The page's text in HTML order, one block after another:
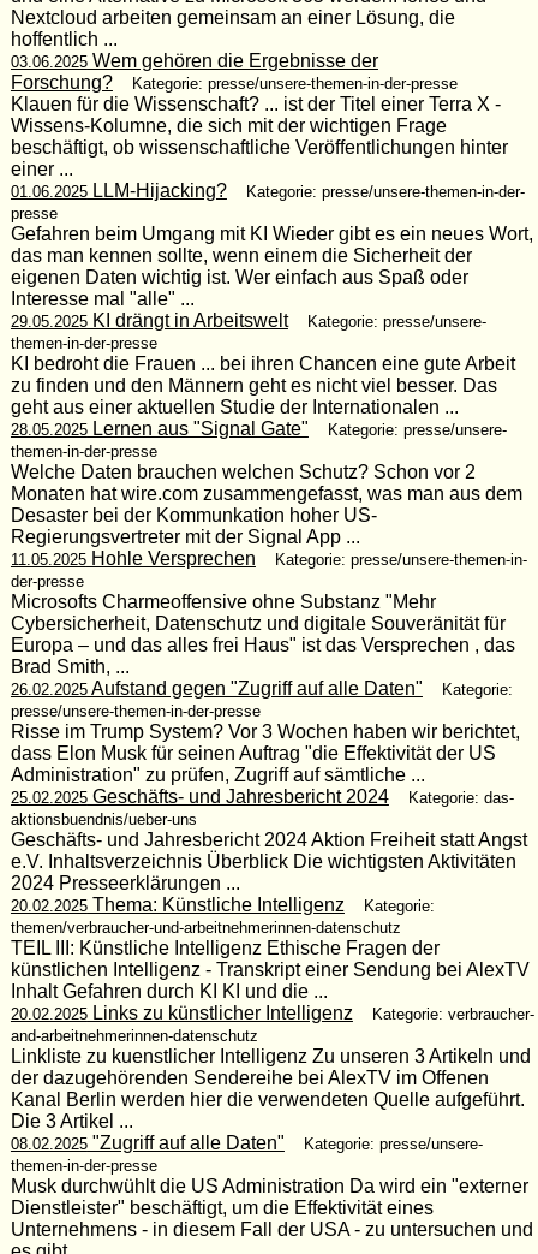
Nextcloud arbeiten gemeinsam an einer Lösung, die
hoffentlich ...
03.06.2025Wem gehören die Ergebnisse der
Forschung?
Kategorie: presse/unsere-themen-in-der-presse
Klauen für die Wissenschaft? ... ist der Titel einer Terra X -
Wissens-Kolumne, die sich mit der wichtigen Frage
beschäftigt, ob wissenschaftliche Veröffentlichungen hinter
einer ...
01.06.2025LLM-Hijacking?
Kategorie: presse/unsere-themen-in-der-
presse
Gefahren beim Umgang mit KI Wieder gibt es ein neues Wort,
das man kennen sollte, wenn einem die Sicherheit der
eigenen Daten wichtig ist. Wer einfach aus Spaß oder
Interesse mal "alle" ...
29.05.2025KI drängt in Arbeitswelt
Kategorie: presse/unsere-
themen-in-der-presse
KI bedroht die Frauen ... bei ihren Chancen eine gute Arbeit
zu finden und den Männern geht es nicht viel besser. Das
geht aus einer aktuellen Studie der Internationalen ...
28.05.2025Lernen aus "Signal Gate"
Kategorie: presse/unsere-
themen-in-der-presse
Welche Daten brauchen welchen Schutz? Schon vor 2
Monaten hat wire.com zusammengefasst, was man aus dem
Desaster bei der Kommunkation hoher US-
Regierungsvertreter mit der Signal App ...
11.05.2025Hohle Versprechen
Kategorie: presse/unsere-themen-in-
der-presse
Microsofts Charmeoffensive ohne Substanz "Mehr
Cybersicherheit, Datenschutz und digitale Souveränität für
Europa – und das alles frei Haus" ist das Versprechen , das
Brad Smith, ...
26.02.2025Aufstand gegen "Zugriff auf alle Daten"
Kategorie:
presse/unsere-themen-in-der-presse
Risse im Trump System? Vor 3 Wochen haben wir berichtet,
dass Elon Musk für seinen Auftrag "die Effektivität der US
Administration" zu prüfen, Zugriff auf sämtliche ...
25.02.2025Geschäfts- und Jahresbericht 2024
Kategorie: das-
aktionsbuendnis/ueber-uns
Geschäfts- und Jahresbericht 2024 Aktion Freiheit statt Angst
e.V. Inhaltsverzeichnis Überblick Die wichtigsten Aktivitäten
2024 Presseerklärungen ...
20.02.2025Thema: Künstliche Intelligenz
Kategorie:
themen/verbraucher-und-arbeitnehmerinnen-datenschutz
TEIL III: Künstliche Intelligenz Ethische Fragen der
künstlichen Intelligenz - Transkript einer Sendung bei AlexTV
Inhalt Gefahren durch KI KI und die ...
20.02.2025Links zu künstlicher Intelligenz
Kategorie: verbraucher-
and-arbeitnehmerinnen-datenschutz
Linkliste zu kuenstlicher Intelligenz Zu unseren 3 Artikeln und
der dazugehörenden Sendereihe bei AlexTV im Offenen
Kanal Berlin werden hier die verwendeten Quelle aufgeführt.
Die 3 Artikel ...
08.02.2025"Zugriff auf alle Daten"
Kategorie: presse/unsere-
themen-in-der-presse
Musk durchwühlt die US Administration Da wird ein "externer
Dienstleister" beschäftigt, um die Effektivität eines
Unternehmens - in diesem Fall der USA - zu untersuchen und